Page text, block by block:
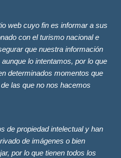
web cuyo fin es informar a sus
con el turismo nacional e
que nuestra información
lo intentamos, por lo que
determinados momentos que
las que no nos hacemos
de propiedad intelectual y han
de imágenes o bien
por lo que tienen todos los